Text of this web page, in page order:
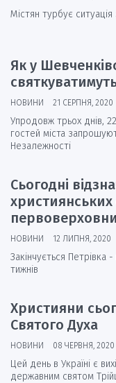
Містян турбує
Як у
НОВИНИ 21 СЕРПНЯ, 2020
Упродовж трьох днів,
гостей міста
Незалежності
Сьогодні
християнських
НОВИНИ 12 ЛИПНЯ, 2020
Закінчується Петрівка
тижнів
Християни
Святого Духа
НОВИНИ 08 ЧЕРВНЯ, 2020
Цей день в Україні є
державним святом